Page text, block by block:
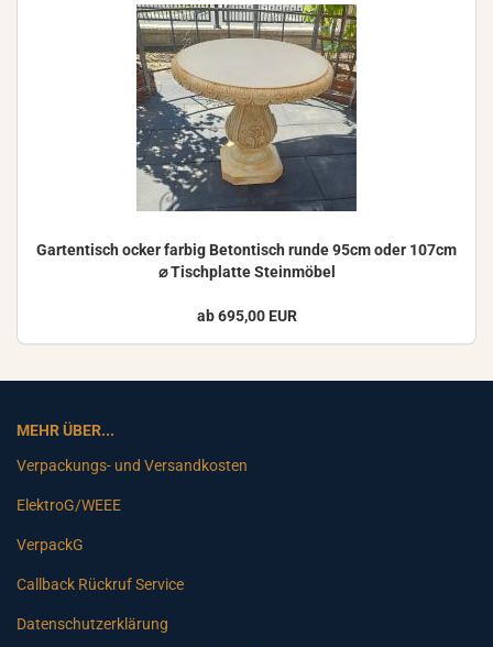
Gar­ten­tisch ocker far­big Be­ton­tisch runde 95cm oder 107cm
⌀ Tisch­plat­te Stein­mö­bel
ab 695,00 EUR
MEHR ÜBER...
Verpackungs- und Versandkosten
ElektroG/WEEE
VerpackG
Callback Rückruf Service
Datenschutzerklärung